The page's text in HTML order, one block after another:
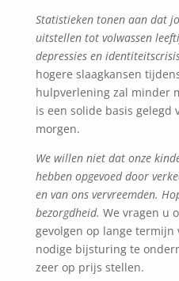
Statistieken tonen aan dat
uitstellen tot volwassen
depressies en
hogere slaagkansen
hulpverlening zal minder
is een solide basis gelegd
morgen.
We willen niet dat onze
hebben opgevoed door
en van ons vervreemden.
bezorgdheid. We vragen u
gevolgen op lange termijn
nodige bijsturing te
zeer op prijs stellen.